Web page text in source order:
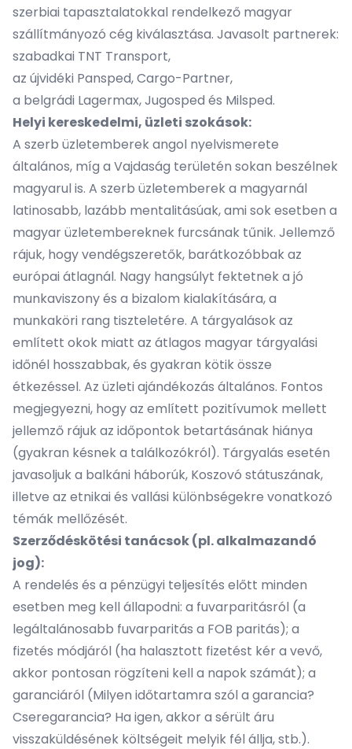
szerbiai tapasztalatokkal rendelkező magyar
szállítmányozó cég kiválasztása. Javasolt partnerek:
szabadkai TNT Transport,
az újvidéki Pansped,Cargo-Partner,
a belgrádi Lagermax,Jugosped és Milsped.
Helyi kereskedelmi, üzleti szokások:
A szerb üzletemberek angol nyelvismerete
általános, míg a Vajdaság területén sokan beszélnek
magyarul is. A szerb üzletemberek a magyarnál
latinosabb, lazább mentalitásúak, ami sok esetben a
magyar üzletembereknek furcsának tűnik. Jellemző
rájuk, hogy vendégszeretők, barátkozóbbak az
európai átlagnál. Nagy hangsúlyt fektetnek a jó
munkaviszony és a bizalom kialakítására, a
munkaköri rang tiszteletére. A tárgyalások az
említett okok miatt az átlagos magyar tárgyalási
időnél hosszabbak, és gyakran kötik össze
étkezéssel. Az üzleti ajándékozás általános. Fontos
megjegyezni, hogy az említett pozitívumok mellett
jellemző rájuk az időpontok betartásának hiánya
(gyakran késnek a találkozókról). Tárgyalás esetén
javasoljuk a balkáni háborúk, Koszovó státuszának,
illetve az etnikai és vallási különbségekre vonatkozó
témák mellőzését.
Szerződéskötési tanácsok (pl. alkalmazandó
jog):
A rendelés és a pénzügyi teljesítés előtt minden
esetben meg kell állapodni: a fuvarparitásról (a
legáltalánosabb fuvarparitás a FOB paritás); a
fizetés módjáról (ha halasztott fizetést kér a vevő,
akkor pontosan rögzíteni kell a napok számát); a
garanciáról (Milyen időtartamra szól a garancia?
Cseregarancia? Ha igen, akkor a sérült áru
visszaküldésének költségeit melyik fél állja, stb.).